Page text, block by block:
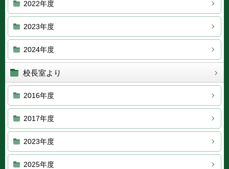
2022年度
2023年度
2024年度
校長室より
2016年度
2017年度
2023年度
2025年度